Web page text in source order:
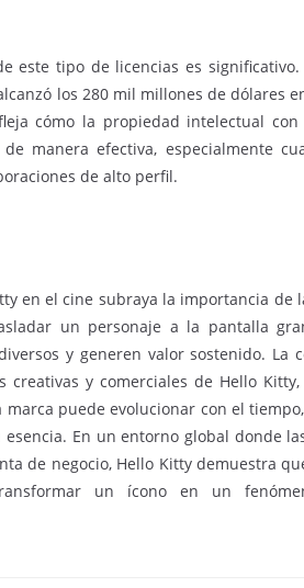
este tipo de licencias es
los 280 mil millones de dólares
cómo la propiedad intelectual
manera efectiva, especialmente
de alto perfil.
en el cine subraya la importancia de
un personaje a la pantalla
y generen valor sostenido. La
creativas y comerciales de Hello
puede evolucionar con el
En un entorno global donde
de negocio, Hello Kitty demuestra
un ícono en un